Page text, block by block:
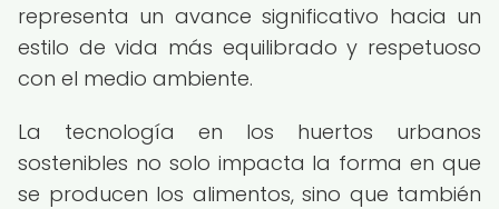
representa un avance significativo hacia un
estilo de vida más equilibrado y respetuoso
con el medio ambiente.
La tecnología en los huertos urbanos
sostenibles no solo impacta la forma en que
se producen los alimentos, sino que también